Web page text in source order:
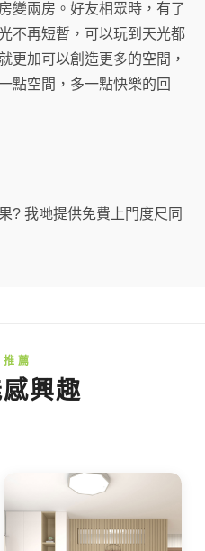
變兩房。好友相眾時，有了
不再短暫，可以玩到天光都
更加可以創造更多的空間，
點空間，多一點快樂的回
? 我哋提供免費上門度尺同
興趣